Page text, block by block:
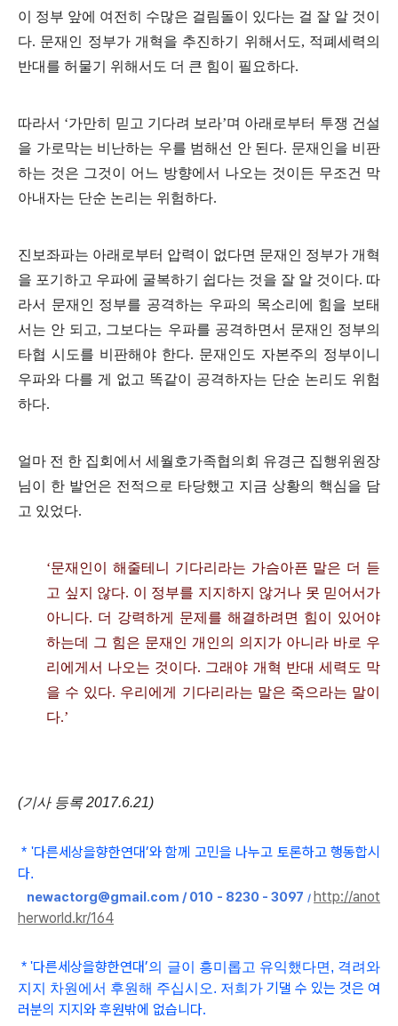
이 정부 앞에 여전히 수많은 걸림돌이 있다는 걸 잘 알 것이
다. 문재인 정부가 개혁을 추진하기 위해서도, 적폐세력의
반대를 허물기 위해서도 더 큰 힘이 필요하다.
따라서 ‘가만히 믿고 기다려 보라’며 아래로부터 투쟁 건설
을 가로막는 비난하는 우를 범해선 안 된다. 문재인을 비판
하는 것은 그것이 어느 방향에서 나오는 것이든 무조건 막
아내자는 단순 논리는 위험하다.
진보좌파는 아래로부터 압력이 없다면 문재인 정부가 개혁
을 포기하고 우파에 굴복하기 쉽다는 것을 잘 알 것이다. 따
라서 문재인 정부를 공격하는 우파의 목소리에 힘을 보태
서는 안 되고, 그보다는 우파를 공격하면서 문재인 정부의
타협 시도를 비판해야 한다. 문재인도 자본주의 정부이니
우파와 다를 게 없고 똑같이 공격하자는 단순 논리도 위험
하다.
얼마 전 한 집회에서 세월호가족협의회 유경근 집행위원장
님이 한 발언은 전적으로 타당했고 지금 상황의 핵심을 담
고 있었다.
‘문재인이 해줄테니 기다리라는 가슴아픈 말은 더 듣
고 싶지 않다. 이 정부를 지지하지 않거나 못 믿어서가
아니다. 더 강력하게 문제를 해결하려면 힘이 있어야
하는데 그 힘은 문재인 개인의 의지가 아니라 바로 우
리에게서 나오는 것이다. 그래야 개혁 반대 세력도 막
을 수 있다. 우리에게 기다리라는 말은 죽으라는 말이
다.’
(기사 등록 2017.6.21)
* '다른세상을향한연대’와 함께 고민을 나누고 토론하고 행동합시
다.
newactorg@gmail.com / 010 - 8230 - 3097 / http://anot
herworld.kr/164
*'다른세상을향한연대’의 글이 흥미롭고 유익했다면, 격려와
지지 차원에서 후원해 주십시오. 저희가 기댈 수 있는 것은 여
러분의 지지와 후원밖에 없습니다.